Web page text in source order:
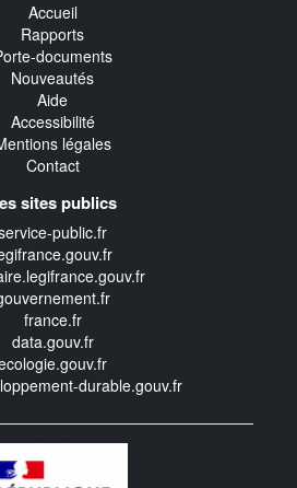
Accueil
Rapports
documents
Nouveautés
Aide
Accessibilité
légales
Contact
sites publics
public.fr
france.fr
data.gouv.fr
durable.gouv.fr